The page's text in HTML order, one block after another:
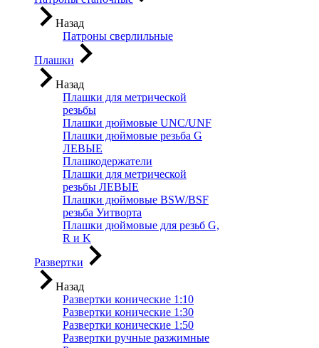
Назад
Патроны сверлильные
Плашки
Назад
Плашки для метрической
резьбы
Плашки дюймовые UNC/UNF
Плашки дюймовые резьба G
ЛЕВЫЕ
Плашкодержатели
Плашки для метрической
резьбы ЛЕВЫЕ
Плашки дюймовые BSW/BSF
резьба Уитворта
Плашки дюймовые для резьб G,
R и K
Развертки
Назад
Развертки конические 1:10
Развертки конические 1:30
Развертки конические 1:50
Развертки ручные разжимные